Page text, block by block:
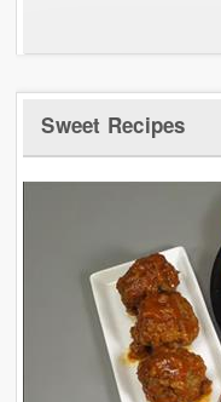
Sweet Recipes